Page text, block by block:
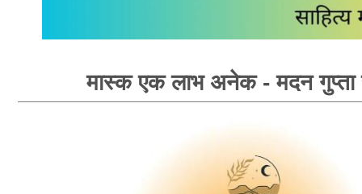
मास्क एक लाभ अनेक - मदन गुप्ता